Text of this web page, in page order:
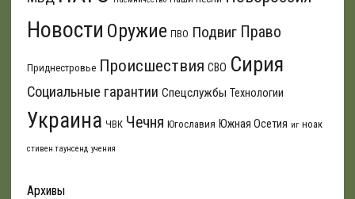
Новости Оружие ПВО Подвиг Право
Приднестровье Происшествия СВО Сирия
Социальные гарантии Спецслужбы Технологии
Украина ЧВК Чечня Югославия Южная Осетия иг ноак
стивен таунсенд учения
Архивы